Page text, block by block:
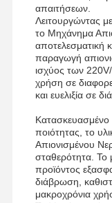
απαιτήσεων.
Λειτουργώντας
το Μηχάνημα
αποτελεσματική
παραγωγή
ισχύος των
χρήση σε
και ευελιξία σε
ποιότητας, το
Απιονισμένου
σταθερότητα. Το
προϊόντος
διάβρωση,
μακροχρόνια